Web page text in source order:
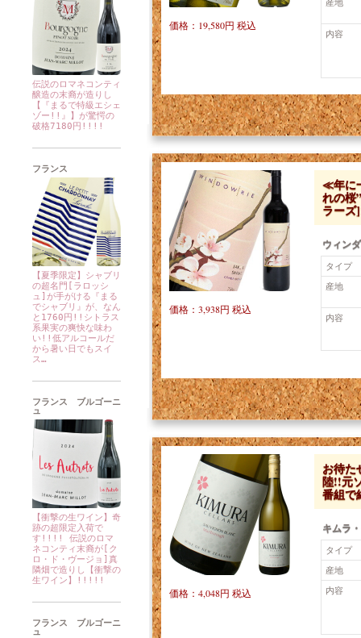
伝説のロマネコンティ
醸造の末裔が造りし
【『まるで特級エシェ
ゾー!!』】が驚愕の
破格7180円!!!!
フランス
【夏季限定】シャブリ
の超名門[ラロッシ
ュ]が手がける『まる
でシャブリ』が、なん
と1760円!!シトラス
系果実の爽快な味わ
い!!低アルコールだ
から暑い日でもスイ
ス…
フランス ブルゴーニ
ュ
【衝撃の生ワイン】奇
跡の超限定入荷で
す!!!! 伝説のロマ
ネコンティ末裔が[ク
ロ・ド・ヴージョ]真
隣畑で造りし【衝撃の
生ワイン】!!!!!
フランス ブルゴーニ
ュ
内容
価格：19,580円 税込
≪年に
れの桜
ラー
ウィン
タイプ
産地
内容
価格：3,938円 税込
お待た
陸!!元
番組で
キムラ
タイプ
産地
内容
価格：4,048円 税込